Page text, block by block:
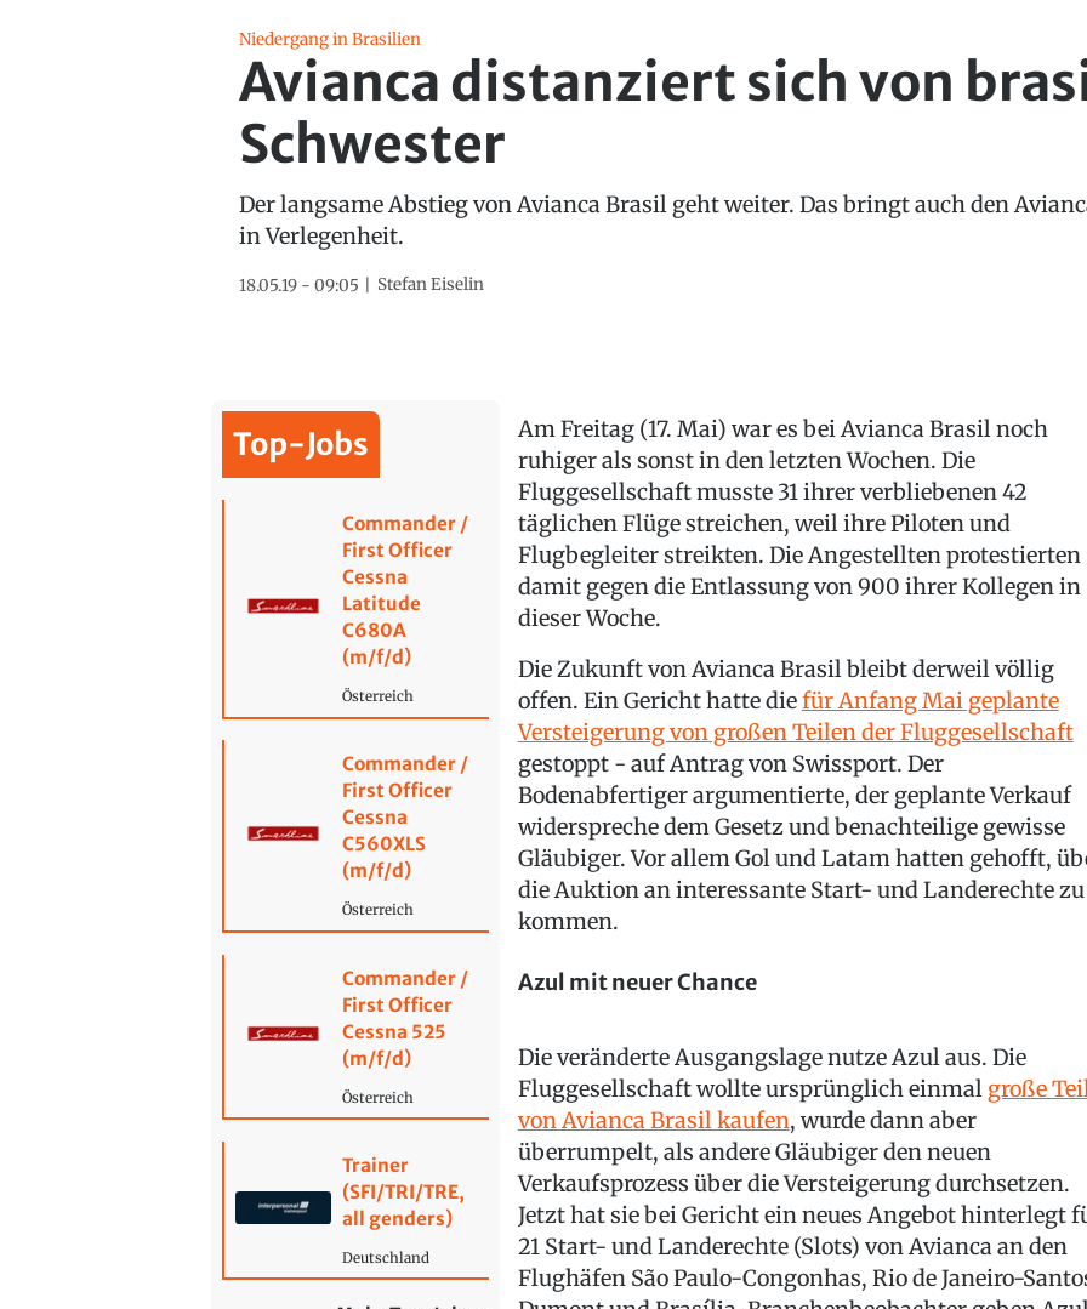
Niedergang in Brasilien
Avianca distanziert sich von
Schwester
Der langsame Abstieg von Avianca Brasil geht weiter. Das bringt auch den
in Verlegenheit.
18.05.19 - 09:05 Stefan Eiselin
Top-Jobs
Commander /
First Officer
Cessna
Latitude
C680A
(m/f/d)
Österreich
Commander /
First Officer
Cessna
C560XLS
(m/f/d)
Österreich
Commander /
First Officer
Cessna 525
(m/f/d)
Österreich
Trainer
(SFI/TRI/TRE,
all genders)
Deutschland
Am Freitag (17. Mai) war es bei Avianca Brasil noch
ruhiger als sonst in den letzten Wochen. Die
Fluggesellschaft musste 31 ihrer verbliebenen 42
täglichen Flüge streichen, weil ihre Piloten und
Flugbegleiter streikten. Die Angestellten protestierten
damit gegen die Entlassung von 900 ihrer Kollegen in
dieser Woche.
Die Zukunft von Avianca Brasil bleibt derweil völlig
offen. Ein Gericht hatte diefür Anfang Mai geplante
Versteigerung von großen Teilen der Fluggesellschaft
gestoppt - auf Antrag von Swissport. Der
Bodenabfertiger argumentierte, der geplante Verkauf
widerspreche dem Gesetz und benachteilige gewisse
Gläubiger. Vor allem Gol und Latam hatten gehofft,
die Auktion an interessante Start- und Landerechte zu
kommen.
Azul mit neuer Chance
Die veränderte Ausgangslage nutze Azul aus. Die
Fluggesellschaft wollte ursprünglich einmal große
von Avianca Brasil kaufen, wurde dann aber
überrumpelt, als andere Gläubiger den neuen
Verkaufsprozess über die Versteigerung durchsetzen.
Jetzt hat sie bei Gericht ein neues Angebot hinterlegt
21 Start- und Landerechte (Slots) von Avianca an den
Flughäfen São Paulo-Congonhas, Rio de Janeiro-